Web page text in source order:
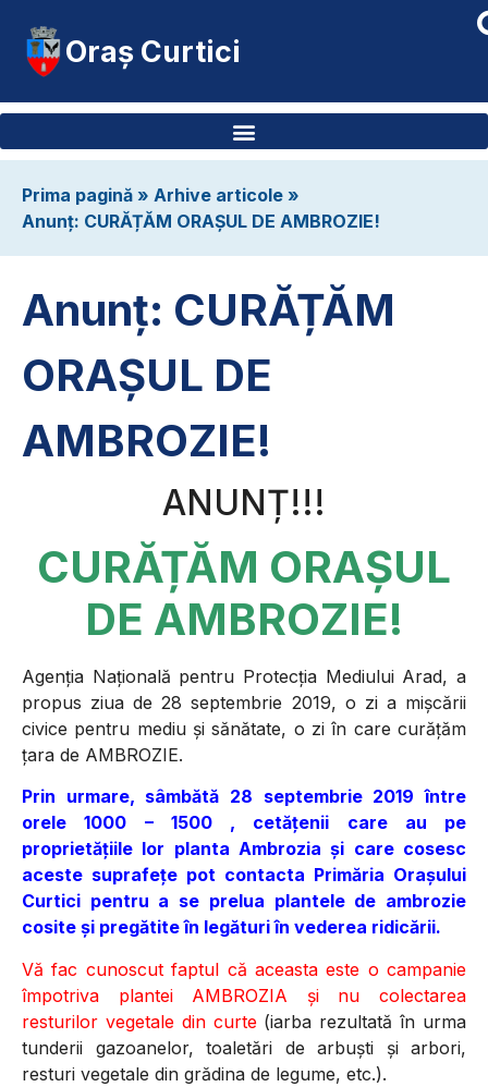
Oraș Curtici
Prima pagină » Arhive articole »
Anunț: CURĂȚĂM ORAȘUL DE AMBROZIE!
Anunț: CURĂȚĂM
ORAȘUL DE
AMBROZIE!
ANUNȚ!!!
CURĂȚĂM ORAȘUL
DE AMBROZIE!
Agenția Națională pentru Protecția Mediului Arad, a
propus ziua de 28 septembrie 2019, o zi a mișcării
civice pentru mediu și sănătate, o zi în care curățăm
țara de AMBROZIE.
Prin urmare, sâmbătă 28 septembrie 2019 între
orele 1000 – 1500, cetățenii care au pe
proprietățiile lor planta Ambrozia și care cosesc
aceste suprafețe pot contacta Primăria Orașului
Curtici pentru a se prelua plantele de ambrozie
cosite și pregătite în legături în vederea ridicării.
Vă fac cunoscut faptul că aceasta este o campanie
împotriva plantei AMBROZIA și nu colectarea
resturilor vegetale din curte(iarba rezultată în urma
tunderii gazoanelor, toaletări de arbuști și arbori,
resturi vegetale din grădina de legume, etc.).